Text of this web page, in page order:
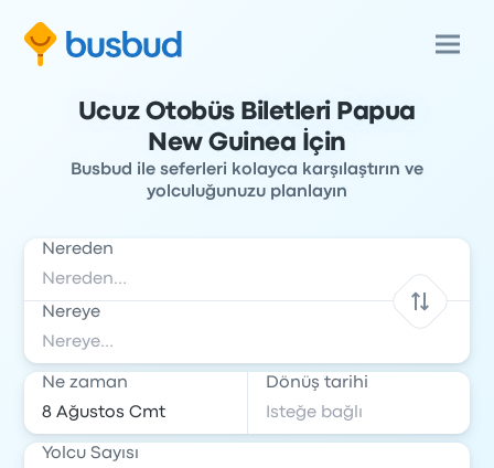
Ucuz Otobüs Biletleri Papua
New Guinea İçin
Busbud ile seferleri kolayca karşılaştırın ve
yolculuğunuzu planlayın
Nereden
Nereye
Ne zaman Dönüş tarihi
Yolcu Sayısı